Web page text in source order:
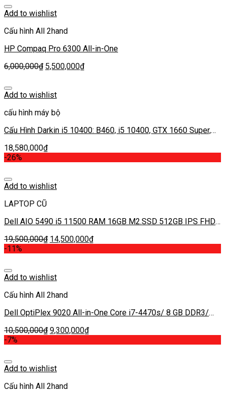
Add to wishlist
Cấu hình All 2hand
HP Compaq Pro 6300 All-in-One
6,000,000₫ 5,500,000₫
Add to wishlist
cấu hình máy bộ
Cấu Hình Darkin i5 10400: B460, i5 10400, GTX 1660 Super,
18,580,000₫
-26%
Add to wishlist
LAPTOP CŨ
Dell AIO 5490 i5 11500 RAM 16GB M2.SSD 512GB IPS FHD
19,500,000₫ 14,500,000₫
-11%
Add to wishlist
Cấu hình All 2hand
Dell OptiPlex 9020 All-in-One Core i7-4470s/ 8 GB DDR3/
10,500,000₫ 9,300,000₫
-7%
Add to wishlist
Cấu hình All 2hand